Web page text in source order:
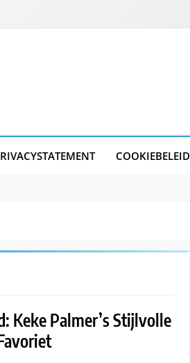
COOKIEBELEID
Keke Palmer’s Stijlvolle